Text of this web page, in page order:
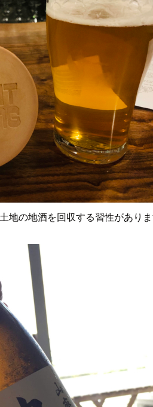
の地酒を回収する習性がありま